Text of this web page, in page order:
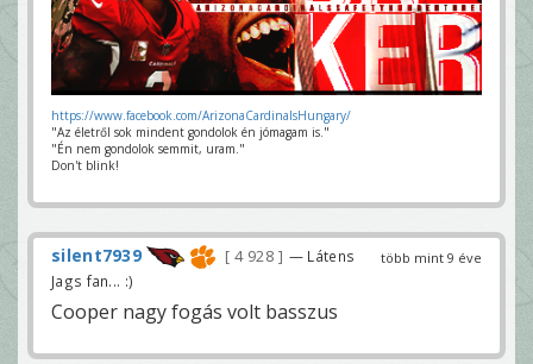
https://www.facebook.com/ArizonaCardinalsHungary/
"Az életről sok mindent gondolok én jómagam is."
"Én nem gondolok semmit, uram."
Don't blink!
több mint 9 éve
silent7939 4 928
— Látens
Jags fan... :)
Cooper nagy fogás volt basszus